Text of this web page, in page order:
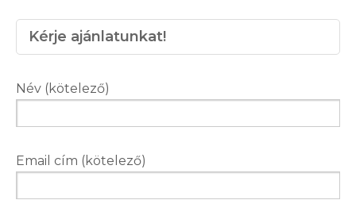
Kérje ajánlatunkat!
Név (kötelező)
Email cím (kötelező)